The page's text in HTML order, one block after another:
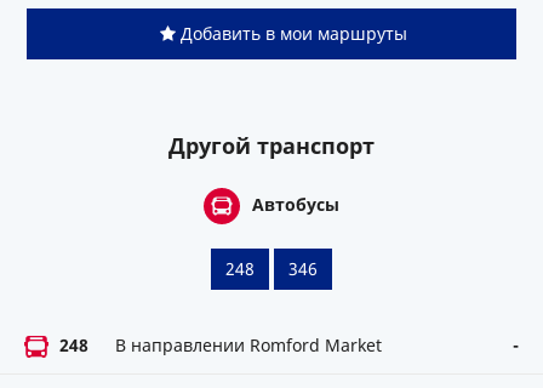
Добавить в мои маршруты
Другой транспорт
Автобусы
248 346
248 В направлении Romford Market -